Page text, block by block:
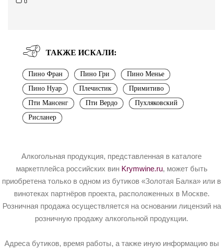
ТАКЖЕ ИСКАЛИ:
Пино Фран Пино Гри
Пино Менье
Пино Нуар
Плечистик
Примитиво
Пти Мансенг
Пти Вердо
Пухляковский
Рисланер
Алкогольная продукция, представленная в каталоге
маркетплейса российских вин Krymwine.ru, может быть
приобретена только в одном из бутиков «Золотая Балка» или в
винотеках партнёров проекта, расположенных в Москве.
Розничная продажа осуществляется на основании лицензий на
розничную продажу алкогольной продукции.
Адреса бутиков, время работы, а также иную информацию вы